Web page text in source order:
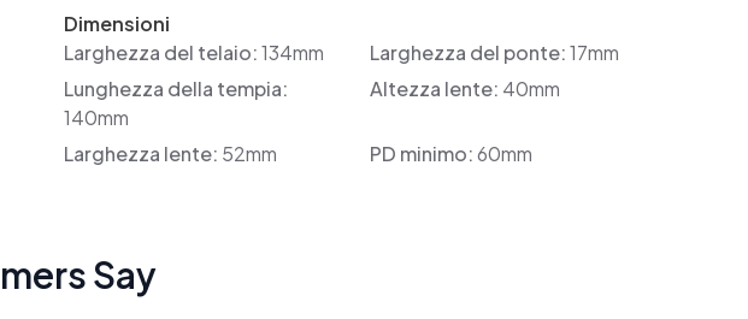
Dimensioni
Larghezza del telaio:134mm Larghezza del ponte:17mm
Lunghezza della tempia:
140mm
Altezza lente: 40mm
Larghezza lente: 52mm PD minimo:60mm
Say